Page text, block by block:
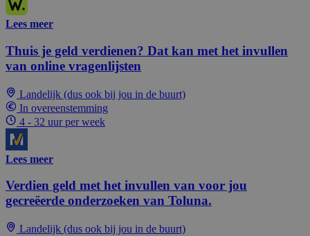
Lees meer
Thuis je geld verdienen? Dat kan met het invullen
van online vragenlijsten
Landelijk (dus ook bij jou in de buurt)
In overeenstemming
4 - 32 uur per week
Lees meer
Verdien geld met het invullen van voor jou
gecreëerde onderzoeken van Toluna.
Landelijk (dus ook bij jou in de buurt)